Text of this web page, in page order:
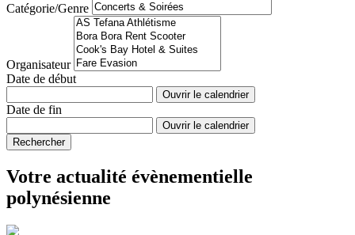
Catégorie/Genre
Organisateur
Date de début
Ouvrir le calendrier
Date de fin
Ouvrir le calendrier
Rechercher
Votre actualité évènementielle
polynésienne